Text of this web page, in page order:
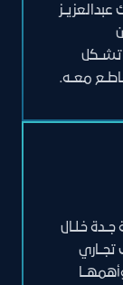
تشــكل
معــه.
خـلـال
تجــاري